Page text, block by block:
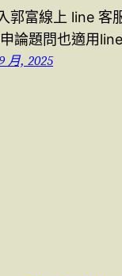
郭富線上 line 客
論題問也適用
月, 2025